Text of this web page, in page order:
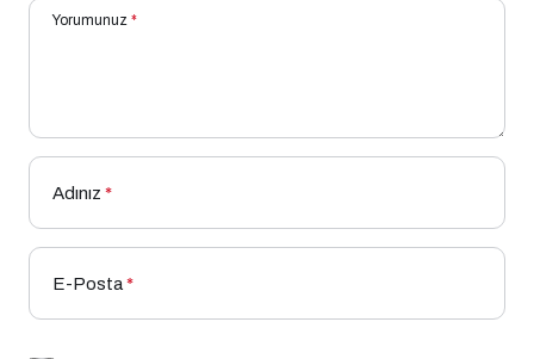
Yorumunuz *
Adınız *
E-Posta*